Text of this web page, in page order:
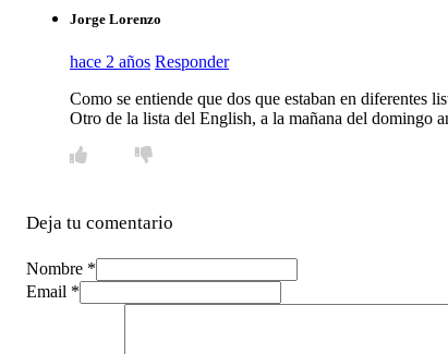
Jorge Lorenzo
hace 2 años Responder
Como se entiende que dos que estaban en diferentes
Otro de la lista del English, a la mañana del domingo
Deja tu comentario
Nombre *
Email *